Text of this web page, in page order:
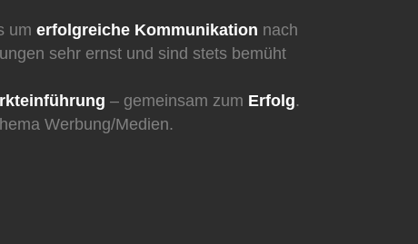
um erfolgreiche Kommunikation nach
sehr ernst und sind stets bemüht
– gemeinsam zum Erfolg.
Werbung/Medien.